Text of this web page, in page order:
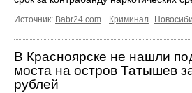
Источник: Babr24.com. Криминал
В Красноярске не нашли
моста на остров Татышев
рублей